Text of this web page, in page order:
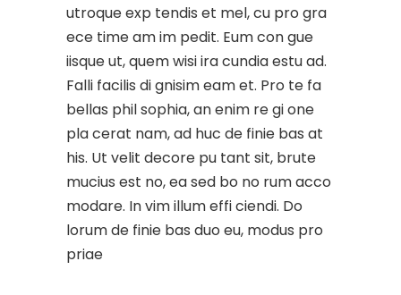
utroque exp tendis et mel, cu pro gra
ece time am im pedit. Eum con gue
iisque ut, quem wisi ira cundia estu ad.
Falli facilis di gnisim eam et. Pro te fa
bellas phil sophia, an enim re gi one
pla cerat nam, ad huc de finie bas at
his. Ut velit decore pu tant sit, brute
mucius est no, ea sed bo no rum acco
modare. In vim illum effi ciendi. Do
lorum de finie bas duo eu, modus pro
priae